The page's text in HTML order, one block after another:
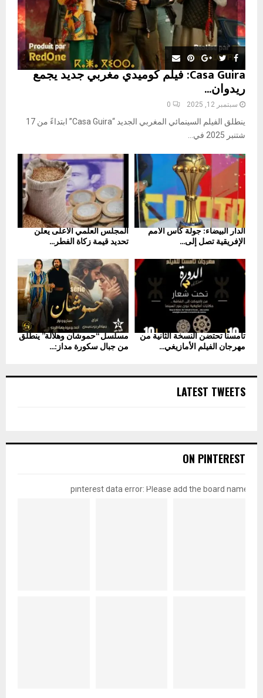
Casa Guira: فيلم كوميدي مغربي جديد يجمع
ريدوان...
سبتمبر 12, 2025 0
ينطلق الفيلم السينمائي المغربي الجديد “Casa Guira” ابتداءً من 17
شتنبر 2025 في...
المجلس العلمي الأعلى يعلن
تحديد قيمة زكاة الفطر...
الدار البيضاء: جولة كأس الأمم
الإفريقية تصل إلى...
مسلسل “حموشان وهلالة” ينطلق
من جبال سكورة مداز:...
تامسنا تحتضن النسخة الثانية من
مهرجان الفيلم الأمازيغي...
LATEST TWEETS
ON PINTEREST
pinterest data error: Please add the board name